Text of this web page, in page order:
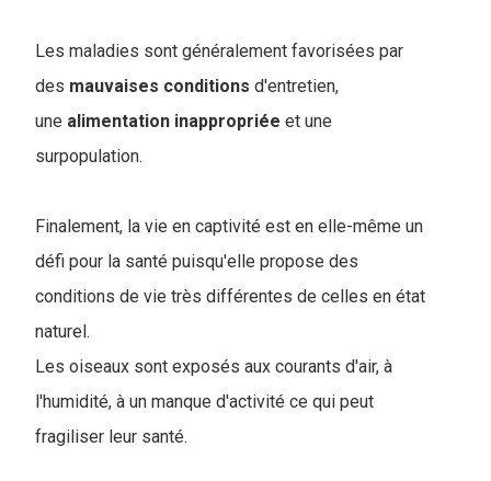
Les maladies sont généralement favorisées par
des mauvaises conditions d'entretien,
une alimentation inappropriée et une
surpopulation.
Finalement, la vie en captivité est en elle-même un
défi pour la santé puisqu'elle propose des
conditions de vie très différentes de celles en état
naturel.
Les oiseaux sont exposés aux courants d'air, à
l'humidité, à un manque d'activité ce qui peut
fragiliser leur santé.